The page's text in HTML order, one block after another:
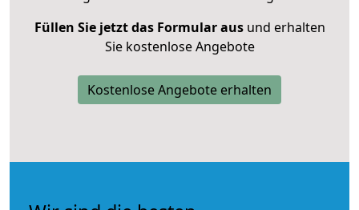
Füllen Sie jetzt das Formular ausund erhalten
Sie kostenlose Angebote
Kostenlose Angebote erhalten